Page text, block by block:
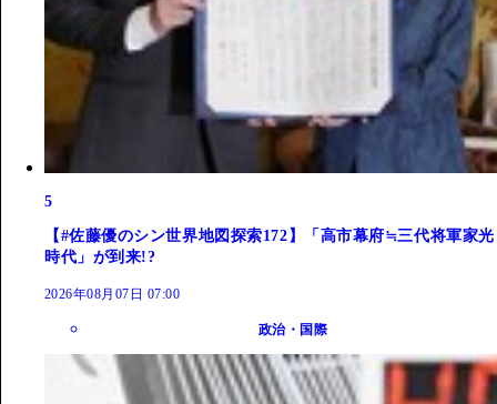
5
【#佐藤優のシン世界地図探索172】「高市幕府≒三代将軍家光
時代」が到来!?
2026年08月07日 07:00
政治・国際